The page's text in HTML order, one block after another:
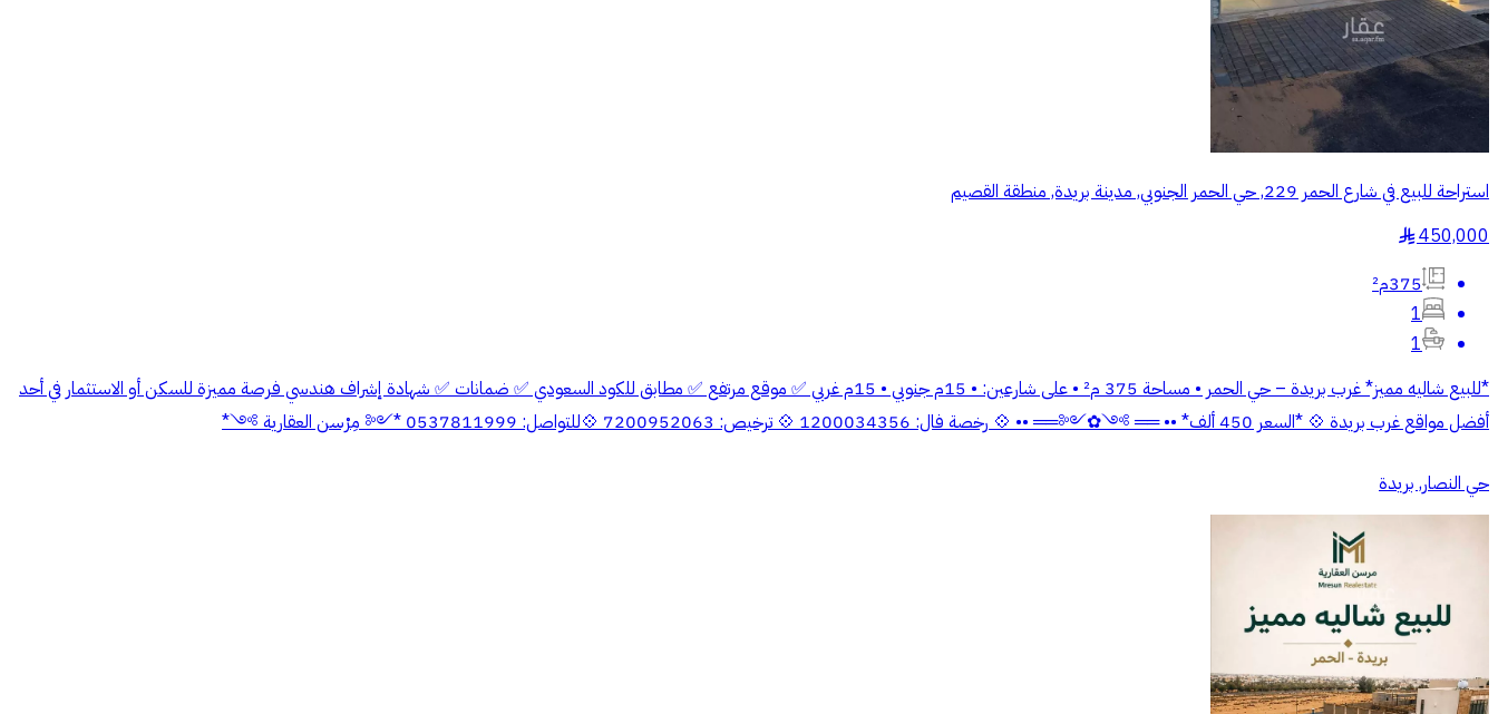
استراحة للبيع في شارع الحمر 229, حي الحمر الجنوبي, مدينة بريدة, منطقة القصيم
450,000
§
375م²
1
1
*للبيع شاليه مميز* غرب بريدة – حي الحمر • مساحة 375 م² • على شارعين: • 15م جنوبي • 15م غربي ✅ موقع مرتفع ✅ مطابق للكود السعودي ✅ ضمانات ✅ شهادة إشراف هندسي فرصة مميزة للسكن أو الاستثمار في أحد
أفضل مواقع غرب بريدة 💠 *السعر 450 ألف* •• ══ ༻✿༺══ •• 💠 رخصة فال: 1200034356 💠 ترخيص: 7200952063 💠للتواصل: 0537811999 *༺ مِرْسن العقارية ༻*
حي النصار, بريدة